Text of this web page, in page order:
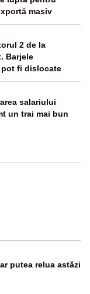
masiv
2 de la
Barjele
fi dislocate
salariului
un trai mai bun
putea relua astăzi